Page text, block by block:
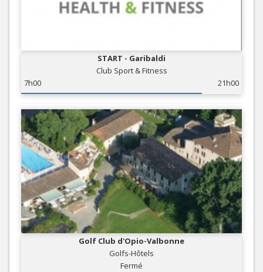
START - Garibaldi
Club Sport & Fitness
7h00
21h00
Golf Club d'Opio-Valbonne
Golfs-Hôtels
Fermé